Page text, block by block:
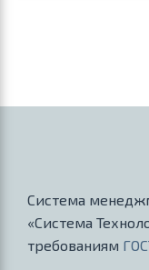
Система
«Система
требованиям